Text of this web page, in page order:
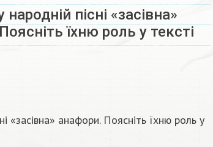
народній пісні «засівна»
їхню роль у тексті
«засівна» анафори. Поясніть їхню роль у